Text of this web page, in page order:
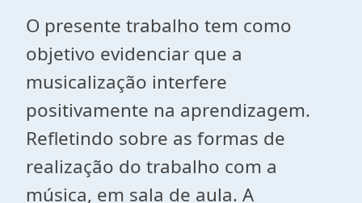
O presente trabalho tem como
objetivo evidenciar que a
musicalização interfere
positivamente na aprendizagem.
Refletindo sobre as formas de
realização do trabalho com a
música, em sala de aula. A